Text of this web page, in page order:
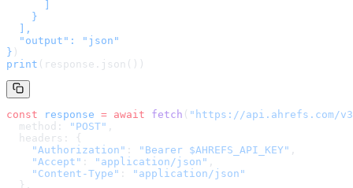
    }
  ],
  "output": "json"
} )
print (response.json())
const response = await fetch ( " https://api.ahrefs.com/
  method:
"POST" ,
  headers: {
    "Authorization"
: "Bearer $AHREFS_API_KEY" ,
    "Accept"
: "application/json" ,
    "Content-Type"
:
"application/json"
  },